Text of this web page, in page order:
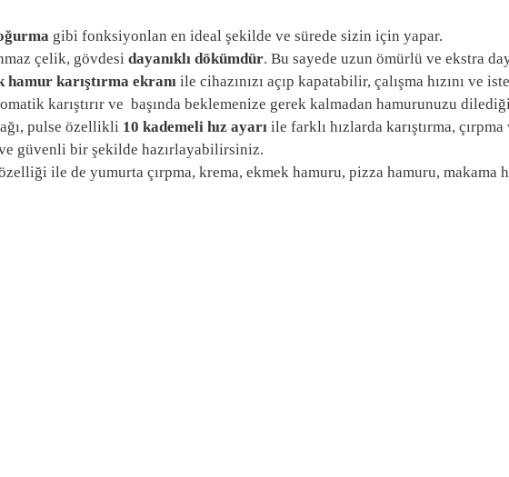
gibi fonksiyonlan en ideal şekilde ve sürede sizin için yapar.
çelik, gövdesi dayanıklı dökümdür. Bu sayede uzun ömürlü ve ekstra
karıştırma ekranıile cihazınızı açıp kapatabilir, çalışma hızını
karıştırır ve başında beklemenize gerek kalmadan hamurunuzu
pulse özellikli 10 kademeli hız ayarıile farklı hızlarda karıştırma,
güvenli bir şekilde hazırlayabilirsiniz.
ile de yumurta çırpma, krema, ekmek hamuru, pizza hamuru, makama